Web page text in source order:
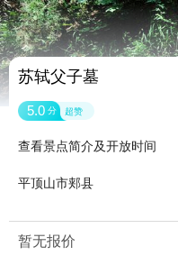
苏轼父子墓
5.0 分 超赞
查看景点简介及开放时间
平顶山市郏县
暂无报价